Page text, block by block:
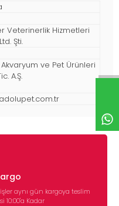
Veterinerlik Hizmetleri
Şti.
ve Pet Ürünleri
A.Ş.
aynı gün kargoya teslim
10:00'a Kadar